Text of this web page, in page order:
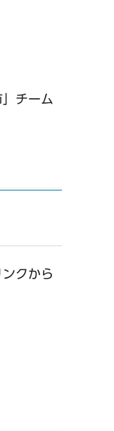
チーム
クから